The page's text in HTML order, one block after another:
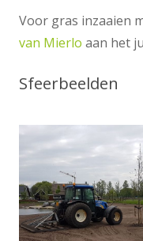
Voor gras inzaaien
van Mierlo aan het
Sfeerbeelden